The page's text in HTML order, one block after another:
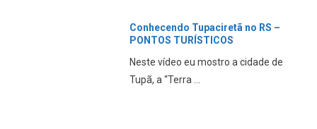
Conhecendo Tupaciretã no RS –
PONTOS TURÍSTICOS
Neste vídeo eu mostro a cidade de
Tupã, a “Terra ...